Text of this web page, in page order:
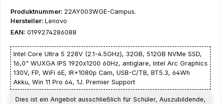
Produktnummer: 22AY003WGE-Campus.
Hersteller: Lenovo
EAN: 0199274286088
Intel Core Ultra 5 228V (2.1-4.5GHz), 32GB, 512GB NVMe SSD,
16,0" WUXGA IPS 1920x1200 60Hz, antiglare, Intel Arc Graphics
130V, FP, WiFi 6E, IR+1080p Cam, USB-C/TB, BT5.3, 64Wh
Akku, Win 11 Pro 64, 1J. Premier Support
Dies ist ein Angebot ausschließlich für Schüler, Auszubildende,